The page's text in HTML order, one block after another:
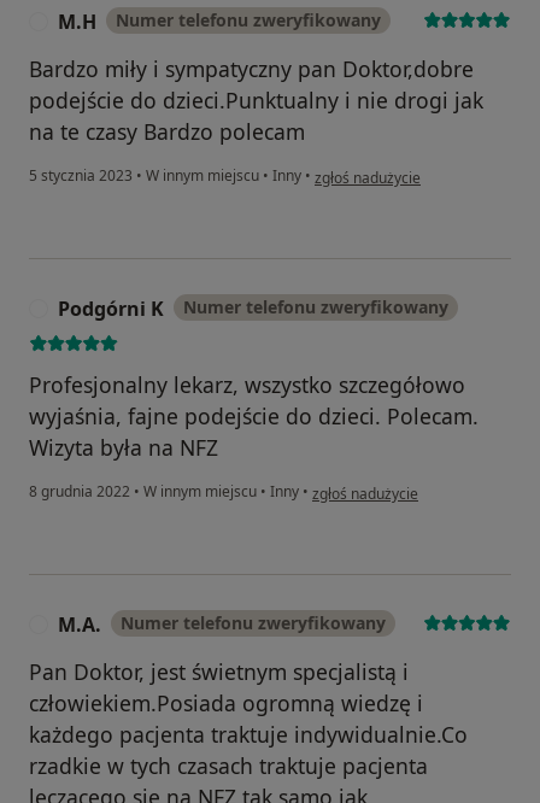
M.H Numer telefonu zweryfikowany
Bardzo miły i sympatyczny pan Doktor,dobre
podejście do dzieci.Punktualny i nie drogi jak
na te czasy Bardzo polecam
5 stycznia 2023 • W innym miejscu • Inny • w opinii użytkownika M.H
zgłoś nadużycie
Podgórni K Numer telefonu zweryfikowany
Profesjonalny lekarz, wszystko szczegółowo
wyjaśnia, fajne podejście do dzieci. Polecam.
Wizyta była na NFZ
8 grudnia 2022 • W innym miejscu • Inny • w opinii użytkownika Podgórni K
zgłoś nadużycie
M.A. Numer telefonu zweryfikowany
Pan Doktor, jest świetnym specjalistą i
człowiekiem.Posiada ogromną wiedzę i
każdego pacjenta traktuje indywidualnie.Co
rzadkie w tych czasach traktuje pacjenta